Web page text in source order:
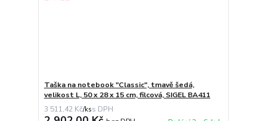
Taška na notebook "Classic", tmavě šedá,
velikost L, 50 x 28 x 15 cm, filcová, SIGEL BA411
3 511,42 Kč/ks